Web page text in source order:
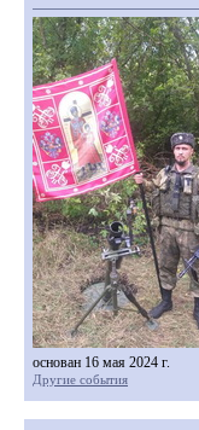
основан 16 мая 2024 г.
Другие события